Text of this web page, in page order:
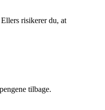
risikerer du, at
tilbage.